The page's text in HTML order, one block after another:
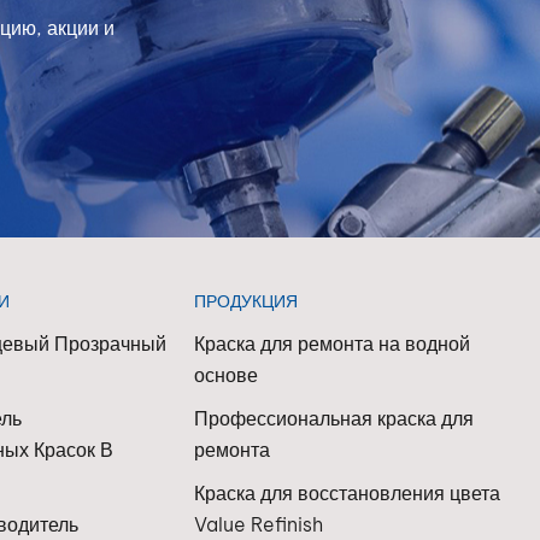
акции и
ПРОДУКЦИЯ
Краска для ремонта на водной
основе
Профессиональная краска для
ремонта
Краска для восстановления цвета
Value Refinish
Прозрачный
Красок В